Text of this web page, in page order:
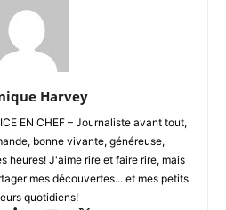
Harvey
EN CHEF – Journaliste avant tout,
bonne vivante, généreuse,
heures! J'aime rire et faire rire, mais
mes découvertes... et mes petits
quotidiens!